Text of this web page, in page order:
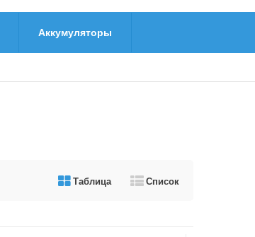
Аккумуляторы
Таблица Список